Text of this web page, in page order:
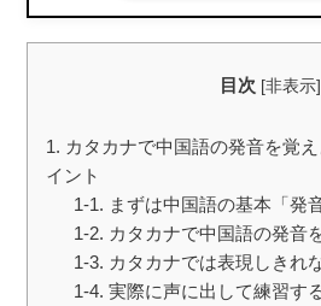
目次 [非表示]
1. カタカナで中国語の発音を覚
イント
1-1. まずは中国語の基本「発
1-2. カタカナで中国語の発音
1-3. カタカナでは表現しきれ
1-4. 実際に声に出して練習す